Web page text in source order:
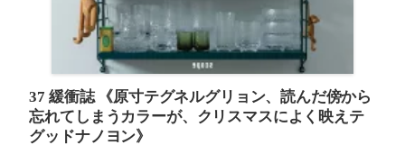
37 緩衝誌《原寸テグネルグリョン、読んだ傍から
忘れてしまうカラーが、クリスマスによく映えテ
グッドナノヨン》